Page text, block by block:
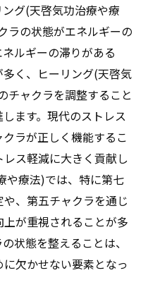
グ(天啓気功治療や療
ラの状態がエネルギーの
ルギーの滞りがある
く、ヒーリング(天啓気
チャクラを調整すること
ます。現代のストレス
ラが正しく機能するこ
ス軽減に大きく貢献し
や療法)では、特に第七
、第五チャクラを通じ
が重視されることが多
状態を整えることは、
欠かせない要素となっ